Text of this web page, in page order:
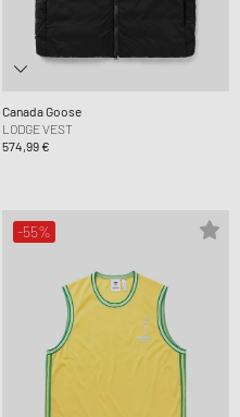
Canada Goose
LODGE VEST
574,99 €
-55%